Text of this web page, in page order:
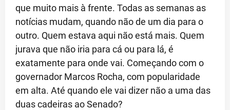
que muito mais à frente. Todas as semanas as
notícias mudam, quando não de um dia para o
outro. Quem estava aqui não está mais. Quem
jurava que não iria para cá ou para lá, é
exatamente para onde vai. Começando com o
governador Marcos Rocha, com popularidade
em alta. Até quando ele vai dizer não a uma das
duas cadeiras ao Senado?